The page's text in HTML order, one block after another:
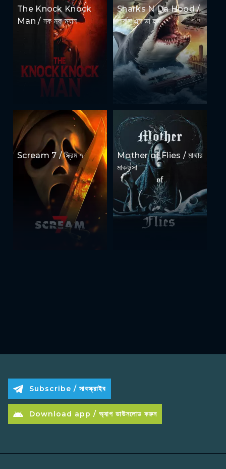
The Knock Knock
Man / নক নক ম্যান
Sharks N Da Hood /
শার্কস এন ডা হুড
Scream 7 / স্ক্রিম ৭
Mother of Flies / মাথার
মাকড়সা
Subscribe / সাবস্ক্রাইব
Download app / অ্যাপ ডাউনলোড করুন